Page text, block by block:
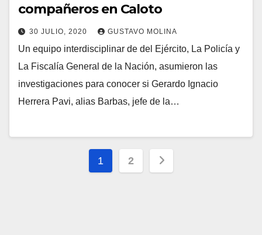
compañeros en Caloto
30 JULIO, 2020 GUSTAVO MOLINA
Un equipo interdisciplinar de del Ejército, La Policía y
La Fiscalía General de la Nación, asumieron las
investigaciones para conocer si Gerardo Ignacio
Herrera Pavi, alias Barbas, jefe de la…
Paginación
1 2